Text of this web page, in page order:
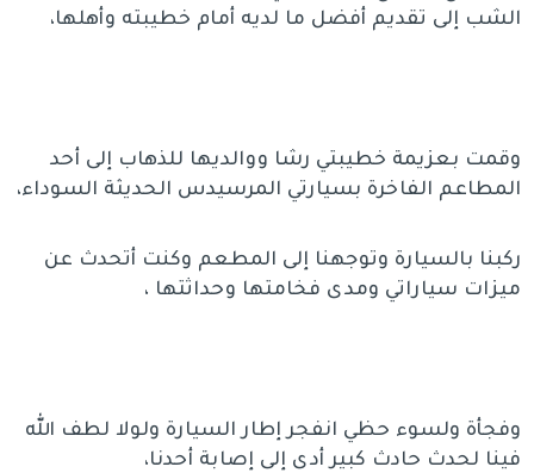
الشب إلى تقديم أفضل ما لديه أمام خطيبته وأهلها،
وقمت بعزيمة خطيبتي رشا ووالديها للذهاب إلى أحد
المطاعم الفاخرة بسيارتي المرسيدس الحديثة السوداء،
ركبنا بالسيارة وتوجهنا إلى المطعم وكنت أتحدث عن
ميزات سياراتي ومدى فخامتها وحداثتها ،
وفجأة ولسوء حظي انفجر إطار السيارة ولولا لطف الله
فينا لحدث حادث كبير أدى إلى إصابة أحدنا،